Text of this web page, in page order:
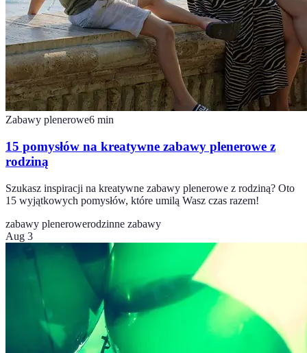
Zabawy plenerowe6 min
15 pomysłów na kreatywne zabawy plenerowe z
rodziną
Szukasz inspiracji na kreatywne zabawy plenerowe z rodziną? Oto
15 wyjątkowych pomysłów, które umilą Wasz czas razem!
zabawy plenerowerodzinne zabawy
Aug 3